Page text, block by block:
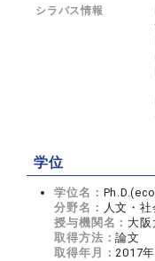
シラバス情報
学位
学位名：
分野名： 人文・
授与機関名： 大阪
取得方法：論文
取得年月：2017